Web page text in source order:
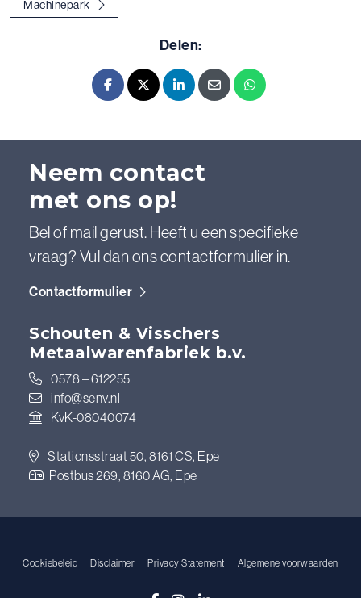
Machinepark
Delen:
FacebookX - TwitterLinkedInE-mailWhatsapp
Neem contact
met ons op!
Bel of mail gerust. Heeft u een specifieke
vraag? Vul dan ons contactformulier in.
Contactformulier
Schouten & Visschers
Metaalwarenfabriek b.v.
0578 – 612255
info@senv.nl
KvK-08040074
Stationsstraat 50, 8161 CS, Epe
Postbus 269, 8160 AG, Epe
Cookiebeleid Disclaimer Privacy Statement Algemene voorwaarden